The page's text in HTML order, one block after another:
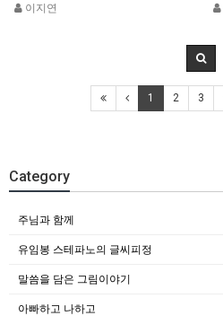
이지연
1 2 3
Category
주님과 함께
유임봉 스테파노의 글씨피정
말씀을 담은 그림이야기
아빠하고 나하고